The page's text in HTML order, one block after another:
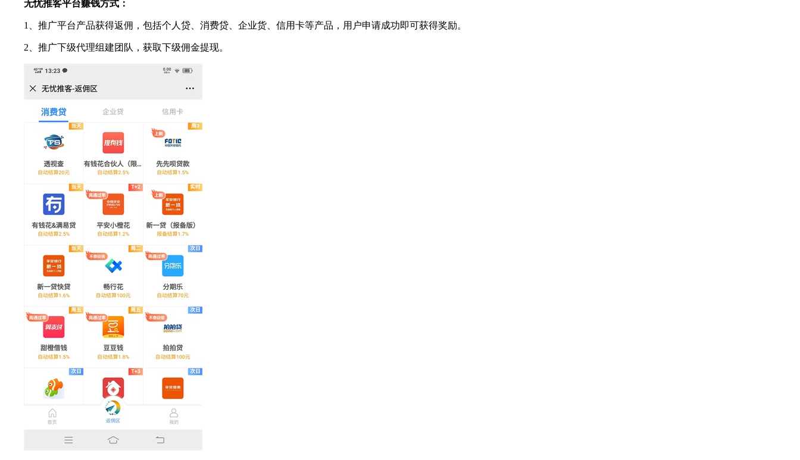
无忧推客平台赚钱方式：
1、推广平台产品获得返佣，包括个人贷、消费贷、企业货、信用卡等产品，用户申请成功即可获得奖励。
2、推广下级代理组建团队，获取下级佣金提现。